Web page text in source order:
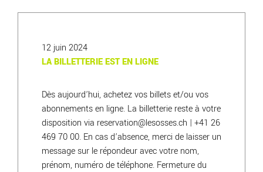
LA BILLETTERIE EST EN LIGNE
12 juin 2024
Dès aujourd’hui, achetez vos billets et/ou vos
abonnements en ligne. La billetterie reste à votre
disposition via reservation@lesosses.ch | +41 26
469 70 00. En cas d’absence, merci de laisser un
message sur le répondeur avec votre nom,
prénom, numéro de téléphone. Fermeture du